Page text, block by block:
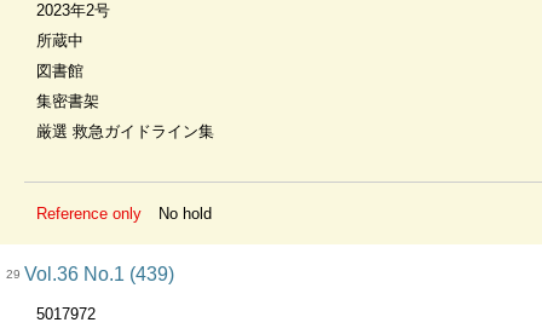
2023年2号
所蔵中
図書館
集密書架
厳選 救急ガイドライン集
Reference only No hold
29 Vol.36 No.1 (439)
5017972